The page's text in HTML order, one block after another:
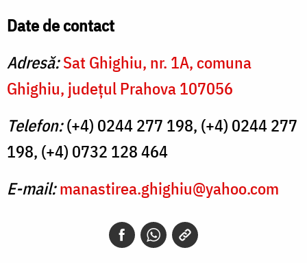
Date de contact
Adresă:Sat Ghighiu, nr. 1A, comuna
Ghighiu, judeţul Prahova 107056
Telefon:(+4) 0244 277 198, (+4) 0244 277
198, (+4) 0732 128 464
E-mail:manastirea.ghighiu@yahoo.com